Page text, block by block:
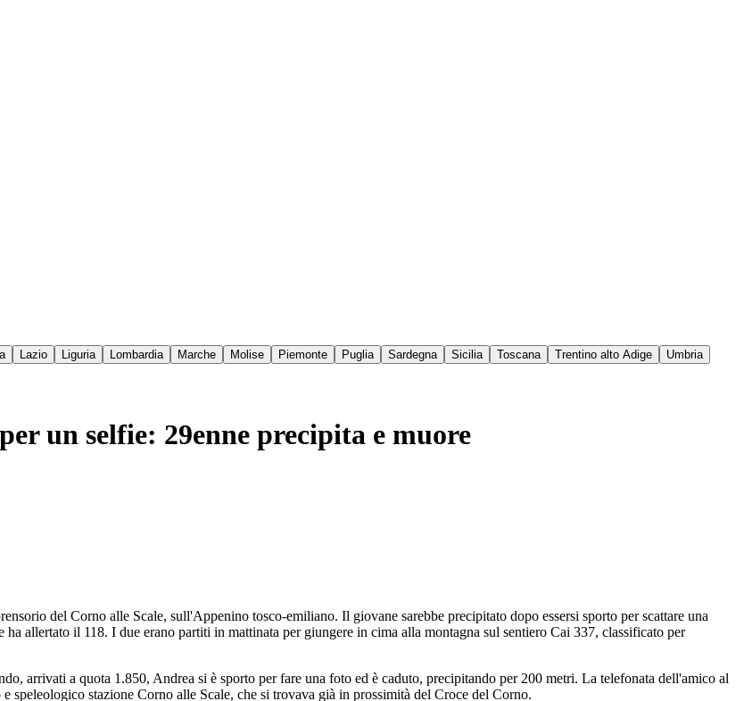
Lazio Liguria Lombardia Marche Molise Piemonte Puglia Sardegna Sicilia Toscana Trentino alto Adige
Umbria
un selfie: 29enne precipita e muore
del Corno alle Scale, sull'Appenino tosco-emiliano. Il giovane sarebbe precipitato dopo essersi sporto per scattare una
allertato il 118. I due erano partiti in mattinata per giungere in cima alla montagna sul sentiero Cai 337, classificato per
arrivati a quota 1.850, Andrea si è sporto per fare una foto ed è caduto, precipitando per 200 metri. La telefonata dell'amico al
speleologico stazione Corno alle Scale, che si trovava già in prossimità del Croce del Corno.